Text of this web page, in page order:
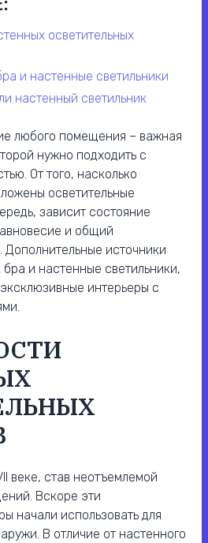
и настенные светильники
настенный светильник
любого помещения – важная
нужно подходить с
От того, насколько
осветительные
зависит состояние
и общий
Дополнительные источники
и настенные светильники,
интерьеры с
веке, став неотъемлемой
Вскоре эти
начали использовать для
В отличие от настенного